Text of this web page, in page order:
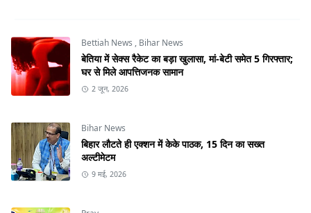
Bettiah News , Bihar News
बेतिया में सेक्स रैकेट का बड़ा खुलासा, मां-बेटी समेत 5 गिरफ्तार;
घर से मिले आपत्तिजनक सामान
2 जून, 2026
Bihar News
बिहार लौटते ही एक्शन में केके पाठक, 15 दिन का सख्त
अल्टीमेटम
9 मई, 2026